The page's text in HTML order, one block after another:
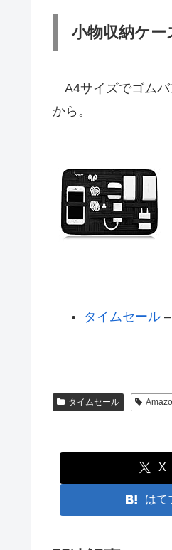
小物収納ケー
A4サイズでゴムバ
から。
タイムセール–
タイムセール
X
はて